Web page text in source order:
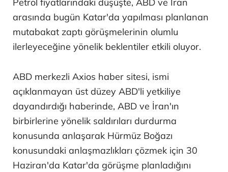
Petrol fiyatlarındaki düşüşte, ABD ve İran
arasında bugün Katar'da yapılması planlanan
mutabakat zaptı görüşmelerinin olumlu
ilerleyeceğine yönelik beklentiler etkili oluyor.
ABD merkezli Axios haber sitesi, ismi
açıklanmayan üst düzey ABD'li yetkiliye
dayandırdığı haberinde, ABD ve İran'ın
birbirlerine yönelik saldırıları durdurma
konusunda anlaşarak Hürmüz Boğazı
konusundaki anlaşmazlıkları çözmek için 30
Haziran'da Katar'da görüşme planladığını